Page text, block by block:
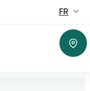
FR
EN